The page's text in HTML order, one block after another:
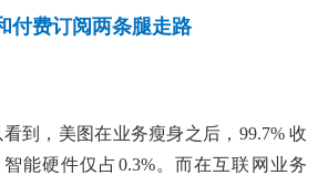
付费订阅两条腿走路
到，美图在业务瘦身之后，99.7% 收
能硬件仅占0.3%。而在互联网业务